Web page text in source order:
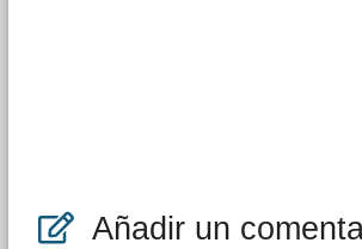
Añadir un